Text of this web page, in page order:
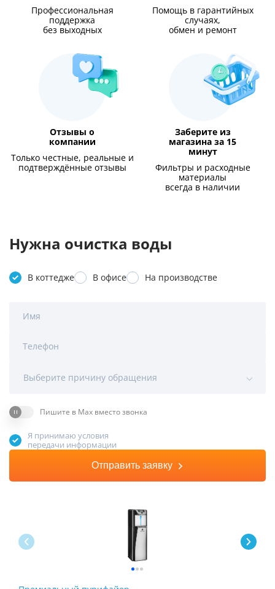
Профессиональная
поддержка
без выходных
Помощь в гарантийных
случаях,
обмен и ремонт
Отзывы о
компании
Только честные, реальные и
подтверждённые отзывы
Заберите из
магазина за 15
минут
Фильтры и расходные
материалы
всегда в наличии
Нужна очистка воды
В коттедже В офисе На производстве
Имя
Телефон
Выберите причину обращения
Пишите в Max вместо звонка
Я принимаю условия
передачи информации
Отправить заявку